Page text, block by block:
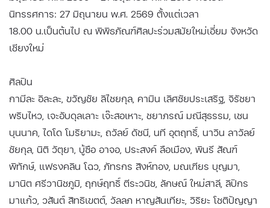
นิทรรศการ: 27 มิถุนายน พ.ศ. 2569 ตั้งแต่เวลา
18.00 น.เป็นต้นไป ณ พิพิธภัณฑ์ศิลปะร่วมสมัยใหม่เอี่ยม จังหวัด
เชียงใหม่
ศิลปิน
กามีละ อิละละ, ขวัญชัย ลิไชยกุล, คามิน เลิศชัยประเสริฐ, จิรัชยา
พริบไหว, เจะอับดุลเลาะ เจ๊ะสอเหาะ, ชยาภรณ์ มณีสุธรรม, เชน
บุนนาค, ไดโด โมริยามะ, ถวัลย์ ดัชนี, นที อุตฤทธิ์, นาวิน ลาวัลย์
ชัยกุล, นิติ วัตุยา, บู้ซือ อาจอ, ประสงค์ ลือเมือง, พินรี สัณฑ์
พิทักษ์, แฟรงคลิน โฉว, ภัทรกร สิงห์ทอง, มณเฑียร บุญมา,
มานิต ศรีวานิชภูมิ, ฤกษ์ฤทธิ์ ตีระวนิช, ลักษณ์ ใหม่สาลี, ลิปิกร​
มาแก้ว, วสันต์ สิทธิเขตต์, วัลลภ หาญสันเทียะ, วิริยะ โชติปัญญา